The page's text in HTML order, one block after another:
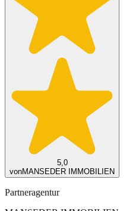
5,0
vonMANSEDER IMMOBILIEN
Partneragentur